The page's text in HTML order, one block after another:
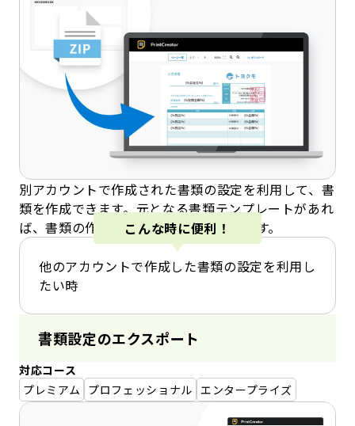
別アカウントで作成された書類の設定を利用して、書
類を作成できます。元となる書類テンプレートがあれ
ば、書類の作成時間を大幅に削減可能です。
こんな時に便利！
他のアカウントで作成した書類の設定を利用し
たい時
書類設定のエクスポート
対応コース
プレミアム プロフェッショナル エンタープライズ